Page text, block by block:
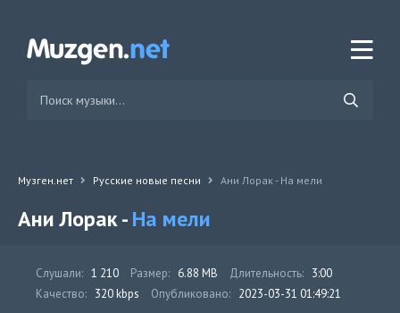
Музген.нет Русские новые песни Ани Лорак - На мели
Ани Лорак -На мели
Слушали: 1 210 Размер: 6.88 MB Длительность: 3:00
Качество: 320 kbps Опубликовано: 2023-03-31 01:49:21